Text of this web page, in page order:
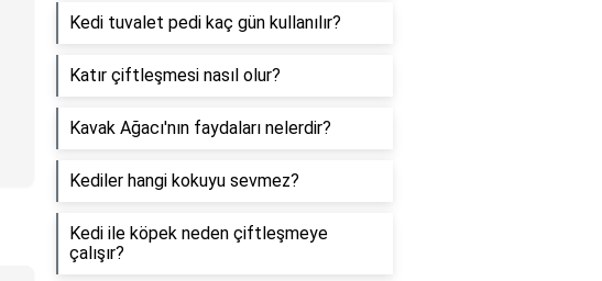
Kedi tuvalet pedi kaç gün kullanılır?
Katır çiftleşmesi nasıl olur?
Kavak Ağacı'nın faydaları nelerdir?
Kediler hangi kokuyu sevmez?
Kedi ile köpek neden çiftleşmeye
çalışır?